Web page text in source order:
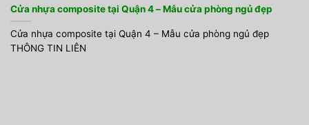
Cửa nhựa composite tại Quận 4 – Mẫu cửa phòng ngủ đẹp
Cửa nhựa composite tại Quận 4 – Mẫu cửa phòng ngủ đẹp
THÔNG TIN LIÊN